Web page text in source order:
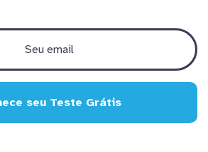
seu Teste Grátis